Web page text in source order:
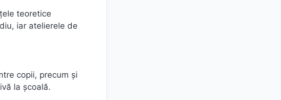
teoretice
iar atelierele de
copii, precum și
la școală.